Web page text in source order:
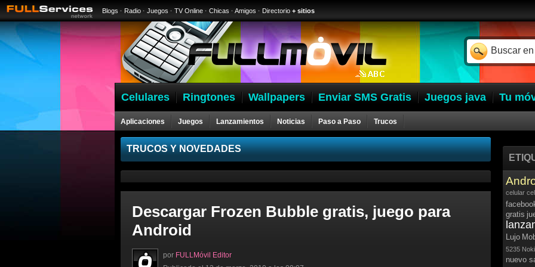
Blogs · Radio · Juegos · TV Online · Chicas · Amigos · Directorio + sitios
Celulares Ringtones Wallpapers Enviar SMS Gratis Juegos java Tu
Aplicaciones Juegos Lanzamientos Noticias Paso a Paso Trucos
Celulares
TRUCOS Y NOVEDADES
Descargar Frozen Bubble gratis, juego para
Android
por FULLMóvil Editor
celular
gratis
Lujo
5235
nuevo